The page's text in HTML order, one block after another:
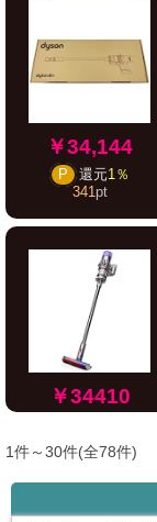
￥34,144
P 還元1％
341pt
￥34410
1件～30件(全78件)